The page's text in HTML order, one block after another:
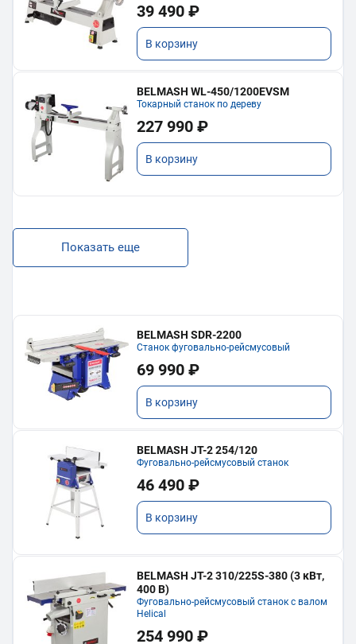
39 490 ₽
В корзину
BELMASH WL-450/1200EVSM
Токарный станок по дереву
227 990 ₽
В корзину
Показать еще
BELMASH SDR-2200
Станок фуговально-рейсмусовый
69 990 ₽
В корзину
BELMASH JT-2 254/120
Фуговально-рейсмусовый станок
46 490 ₽
В корзину
BELMASH JT-2 310/225S-380 (3 кВт,
400 В)
Фуговально-рейсмусовый станок с валом
Helical
254 990 ₽